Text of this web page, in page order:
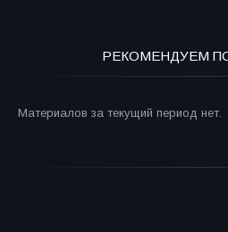
РЕКОМЕНДУЕМ
Материалов за текущий период нет.